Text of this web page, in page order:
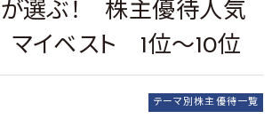
選ぶ！ 株主優待人気
マイベスト 1位～10位
テーマ別株主優待一覧